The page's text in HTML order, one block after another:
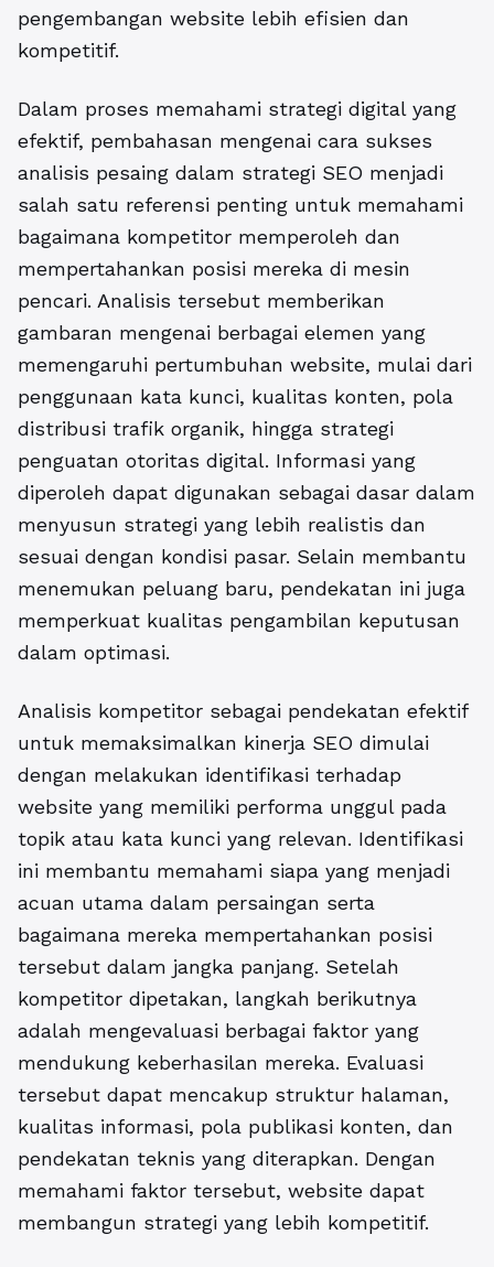
pengembangan website lebih efisien dan
kompetitif.
Dalam proses memahami strategi digital yang
efektif, pembahasan mengenai cara sukses
analisis pesaing dalam strategi SEO menjadi
salah satu referensi penting untuk memahami
bagaimana kompetitor memperoleh dan
mempertahankan posisi mereka di mesin
pencari. Analisis tersebut memberikan
gambaran mengenai berbagai elemen yang
memengaruhi pertumbuhan website, mulai dari
penggunaan kata kunci, kualitas konten, pola
distribusi trafik organik, hingga strategi
penguatan otoritas digital. Informasi yang
diperoleh dapat digunakan sebagai dasar dalam
menyusun strategi yang lebih realistis dan
sesuai dengan kondisi pasar. Selain membantu
menemukan peluang baru, pendekatan ini juga
memperkuat kualitas pengambilan keputusan
dalam optimasi.
Analisis kompetitor sebagai pendekatan efektif
untuk memaksimalkan kinerja SEO dimulai
dengan melakukan identifikasi terhadap
website yang memiliki performa unggul pada
topik atau kata kunci yang relevan. Identifikasi
ini membantu memahami siapa yang menjadi
acuan utama dalam persaingan serta
bagaimana mereka mempertahankan posisi
tersebut dalam jangka panjang. Setelah
kompetitor dipetakan, langkah berikutnya
adalah mengevaluasi berbagai faktor yang
mendukung keberhasilan mereka. Evaluasi
tersebut dapat mencakup struktur halaman,
kualitas informasi, pola publikasi konten, dan
pendekatan teknis yang diterapkan. Dengan
memahami faktor tersebut, website dapat
membangun strategi yang lebih kompetitif.